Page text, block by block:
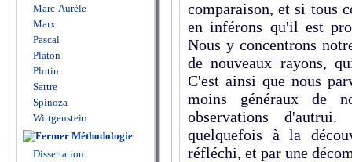
Marc-Aurèle
Marx
Pascal
Platon
Plotin
Sartre
Spinoza
Wittgenstein
Méthodologie
Dissertation
comparaison, et si tous
en inférons qu'il est
Nous y concentrons
de nouveaux rayons,
C'est ainsi que nous
moins généraux de
observations
quelquefois à la
réfléchi, et par une